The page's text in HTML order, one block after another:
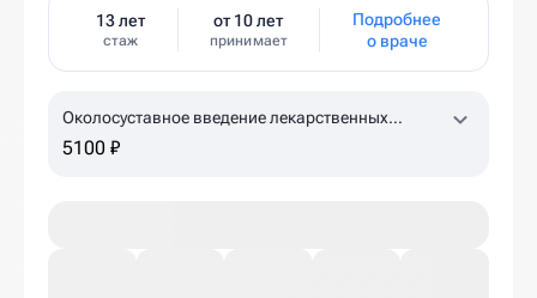
13 лет
стаж
от 10 лет
принимает
Подробнее
о враче
Околосуставное введение лекарственных
препаратов (ACP-терапия, 1 пробирка)
5100 ₽